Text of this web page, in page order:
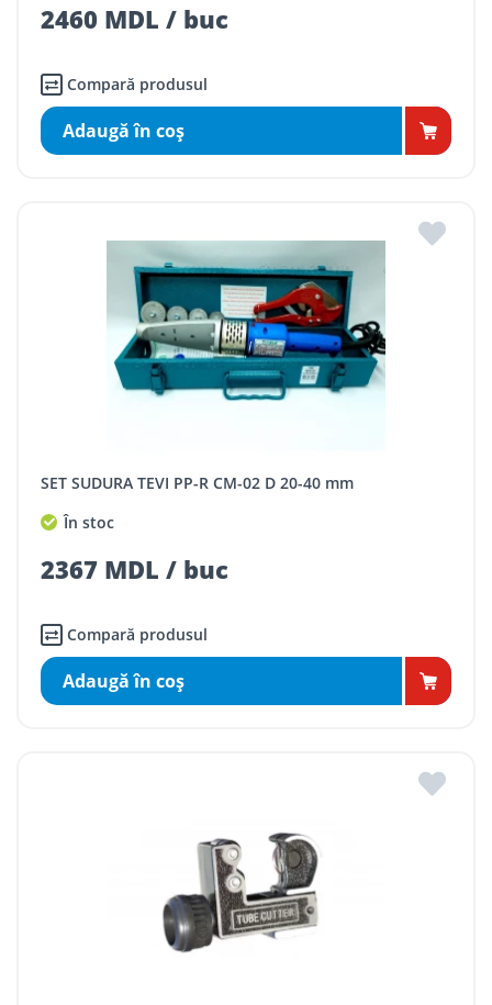
2460 MDL / buc
Compară produsul
Adaugă în coş
SET SUDURA TEVI PP-R CM-02 D 20-40 mm
În stoc
2367 MDL / buc
Compară produsul
Adaugă în coş